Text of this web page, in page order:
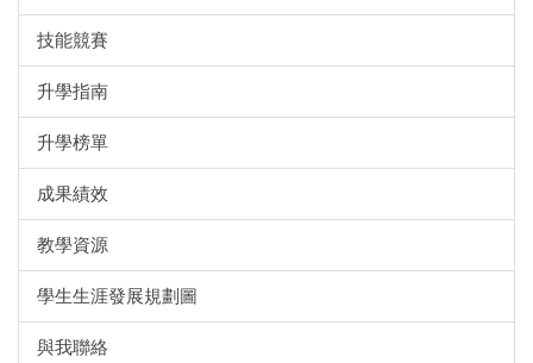
技能競賽
升學指南
升學榜單
成果績效
教學資源
學生生涯發展規劃圖
與我聯絡